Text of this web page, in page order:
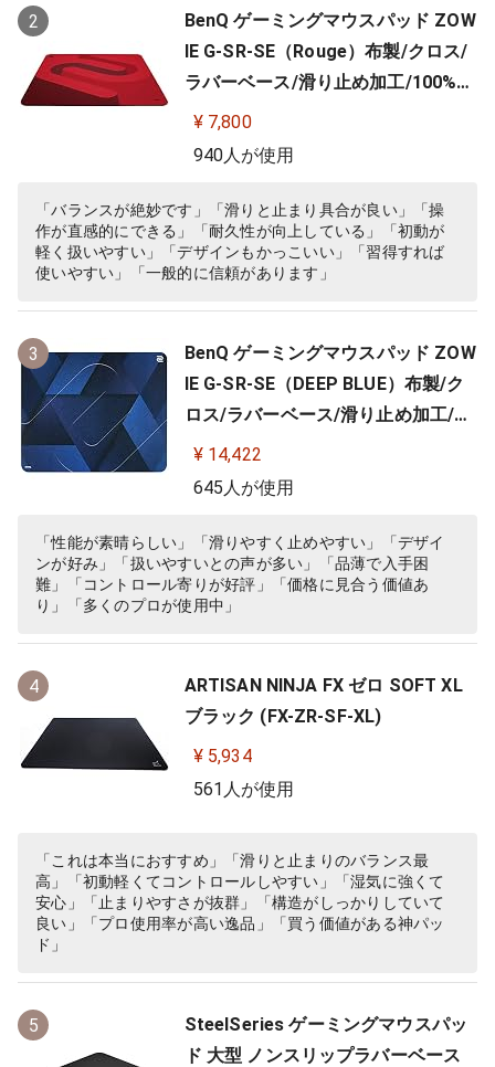
2
BenQ ゲーミングマウスパッド ZOW
IE G-SR-SE（Rouge）布製/クロス/
ラバーベース/滑り止め加工/100%フ
ルフラット/3.5mm
¥ 7,800
940人が使用
「バランスが絶妙です」「滑りと止まり具合が良い」「操
作が直感的にできる」「耐久性が向上している」「初動が
軽く扱いやすい」「デザインもかっこいい」「習得すれば
使いやすい」「一般的に信頼があります」
3
BenQ ゲーミングマウスパッド ZOW
IE G-SR-SE（DEEP BLUE）布製/ク
ロス/ラバーベース/滑り止め加工/10
0%フルフラット/3.5ｍｍ
¥ 14,422
645人が使用
「性能が素晴らしい」「滑りやすく止めやすい」「デザイ
ンが好み」「扱いやすいとの声が多い」「品薄で入手困
難」「コントロール寄りが好評」「価格に見合う価値あ
り」「多くのプロが使用中」
4
ARTISAN NINJA FX ゼロ SOFT XL
ブラック (FX-ZR-SF-XL)
¥ 5,934
561人が使用
「これは本当におすすめ」「滑りと止まりのバランス最
高」「初動軽くてコントロールしやすい」「湿気に強くて
安心」「止まりやすさが抜群」「構造がしっかりしていて
良い」「プロ使用率が高い逸品」「買う価値がある神パッ
ド」
5
SteelSeries ゲーミングマウスパッ
ド 大型 ノンスリップラバーベース